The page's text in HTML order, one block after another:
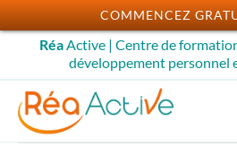
Passer
au
contenu
RéaActive | Centre de
développement personnel
COMMENCEZ